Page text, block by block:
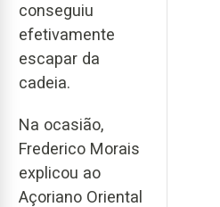
conseguiu
efetivamente
escapar da
cadeia.
Na ocasião,
Frederico Morais
explicou ao
Açoriano Oriental